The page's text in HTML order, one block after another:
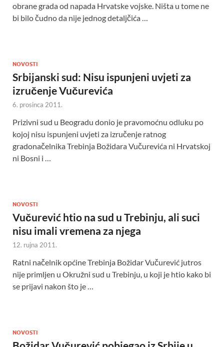
obrane grada od napada Hrvatske vojske. Ništa u tome ne
bi bilo čudno da nije jednog detaljčića …
NOVOSTI
Srbijanski sud: Nisu ispunjeni uvjeti za
izručenje Vučurevića
6. prosinca 2011.
Prizivni sud u Beogradu donio je pravomoćnu odluku po
kojoj nisu ispunjeni uvjeti za izručenje ratnog
gradonačelnika Trebinja Božidara Vučurevića ni Hrvatskoj
ni Bosni i …
NOVOSTI
Vučurević htio na sud u Trebinju, ali suci
nisu imali vremena za njega
12. rujna 2011.
Ratni načelnik općine Trebinja Božidar Vučurević jutros
nije primljen u Okružni sud u Trebinju, u koji je htio kako bi
se prijavi nakon što je …
NOVOSTI